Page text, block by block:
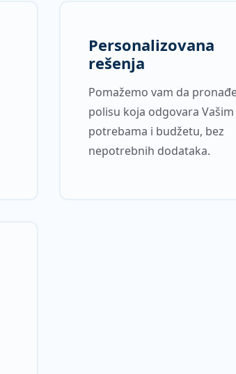
Personalizovana
rešenja
Pomažemo vam da
polisu koja odgovara Vašim
potrebama i budžetu, bez
nepotrebnih dodataka.